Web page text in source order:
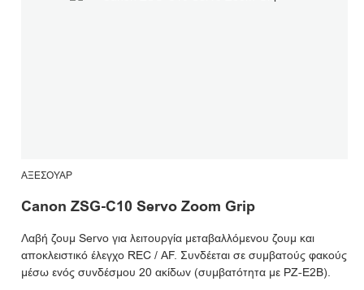
ΑΞΕΣΟΥΆΡ
Canon ZSG-C10 Servo Zoom Grip
Λαβή ζουμ Servo για λειτουργία μεταβαλλόμενου ζουμ και
αποκλειστικό έλεγχο REC / AF. Συνδέεται σε συμβατούς φακούς
μέσω ενός συνδέσμου 20 ακίδων (συμβατότητα με PZ-E2B).